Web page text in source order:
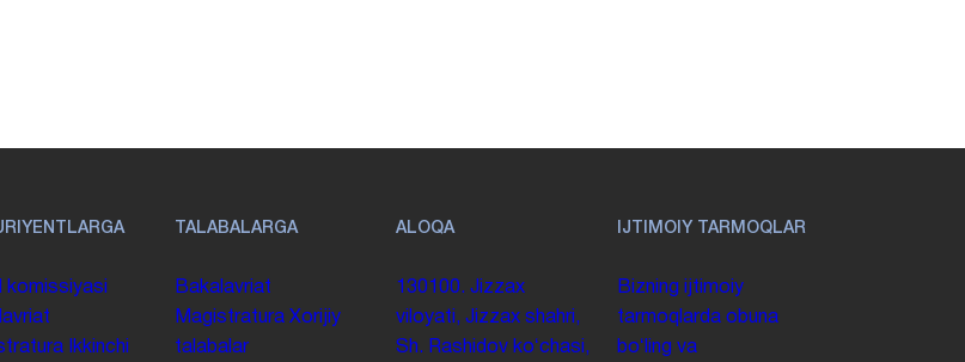
komissiyasi
Ikkinchi
TALABALARGA
Bakalavriat
Magistratura Xorijiy
talabalar
ALOQA
130100. Jizzax
viloyati, Jizzax shahri,
Sh. Rashidov koʻchasi,
IJTIMOIY TARMOQLAR
Bizning ijtimoiy
tarmoqlarda obuna
boʻling va